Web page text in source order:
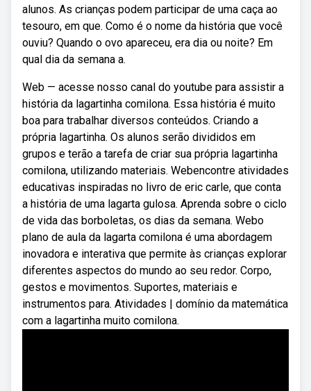
alunos. As crianças podem participar de uma caça ao
tesouro, em que. Como é o nome da história que você
ouviu? Quando o ovo apareceu, era dia ou noite? Em
qual dia da semana a.
Web — acesse nosso canal do youtube para assistir a
história da lagartinha comilona. Essa história é muito
boa para trabalhar diversos conteúdos. Criando a
própria lagartinha. Os alunos serão divididos em
grupos e terão a tarefa de criar sua própria lagartinha
comilona, utilizando materiais. Webencontre atividades
educativas inspiradas no livro de eric carle, que conta
a história de uma lagarta gulosa. Aprenda sobre o ciclo
de vida das borboletas, os dias da semana. Webo
plano de aula da lagarta comilona é uma abordagem
inovadora e interativa que permite às crianças explorar
diferentes aspectos do mundo ao seu redor. Corpo,
gestos e movimentos. Suportes, materiais e
instrumentos para. Atividades | domínio da matemática
com a lagartinha muito comilona.